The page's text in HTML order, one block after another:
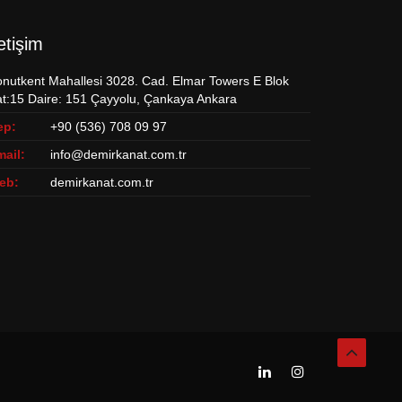
Mahallesi 3028. Cad. Elmar Towers E Blok
Daire: 151 Çayyolu, Çankaya Ankara
+90 (536) 708 09 97
info@demirkanat.com.tr
demirkanat.com.tr